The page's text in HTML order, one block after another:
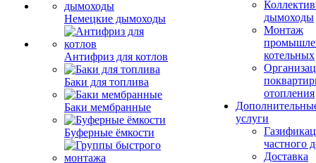
Немецкие дымоходы
Антифриз для котлов
Баки для топлива
Баки мембранные
Буферные ёмкости
дымоходы
Монтаж
котельных
отопления
услуги
частного
Доставка